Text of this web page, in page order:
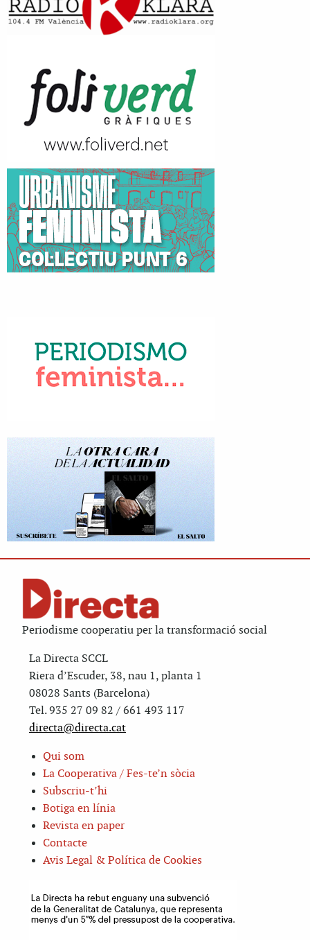
Periodisme cooperatiu per la transformació social
La Directa SCCL
Riera d’Escuder, 38, nau 1, planta 1
08028 Sants (Barcelona)
Tel. 935 27 09 82 / 661 493 117
directa@directa.cat
Qui som
La Cooperativa / Fes-te’n sòcia
Subscriu-t’hi
Botiga en línia
Revista en paper
Contacte
Avis Legal & Política de Cookies